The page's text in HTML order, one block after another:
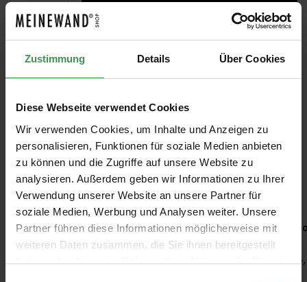
Zustimmung Details Über Cookies
Diese Webseite verwendet Cookies
Wir verwenden Cookies, um Inhalte und Anzeigen zu
personalisieren, Funktionen für soziale Medien anbieten
zu können und die Zugriffe auf unsere Website zu
analysieren. Außerdem geben wir Informationen zu Ihrer
Verwendung unserer Website an unsere Partner für
soziale Medien, Werbung und Analysen weiter. Unsere
Partner führen diese Informationen möglicherweise mit
weiteren Daten zusammen, die Sie ihnen bereitgestellt
haben oder die sie im Rahmen Ihrer Nutzung der Dienste
MUSTER ROLLEN BERECHNEN
Empfohlenes Zubehör
Produktgalerie überspringen
Kleisterroller